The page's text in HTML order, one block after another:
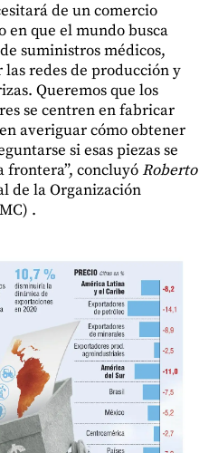
de un comercio
en que el mundo busca
suministros médicos,
redes de producción y
Queremos que los
se centren en fabricar
averiguar cómo obtener
si esas piezas se
frontera”, concluyóRoberto
de la Organización
.